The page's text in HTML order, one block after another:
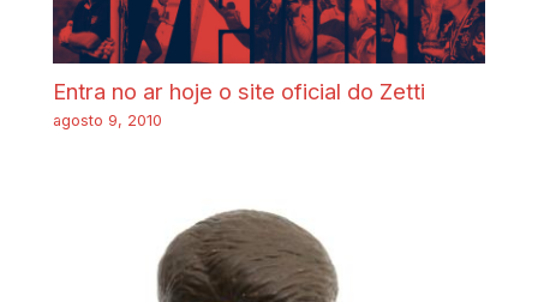
Entra no ar hoje o site oficial do Zetti
agosto 9, 2010